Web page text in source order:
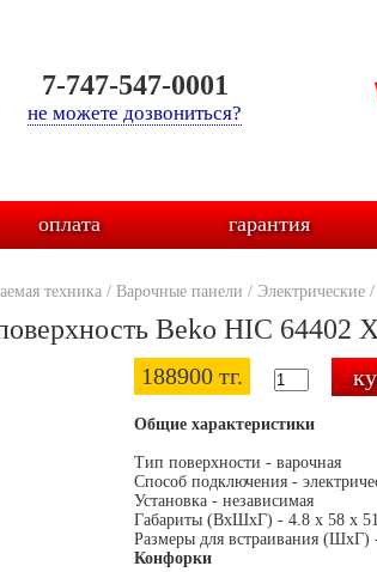
7-747-547-0001
не можете дозвониться?
оплата гарантия
техника / Варочные панели / Электрические /
Beko HIC 64402 X
188900 тг.
Общие характеристики
Тип поверхности - варочная
Способ подключения -
Установка - независимая
Габариты (ВхШхГ) - 4.8 x 58 x
Размеры для встраивания (ШхГ)
Конфорки